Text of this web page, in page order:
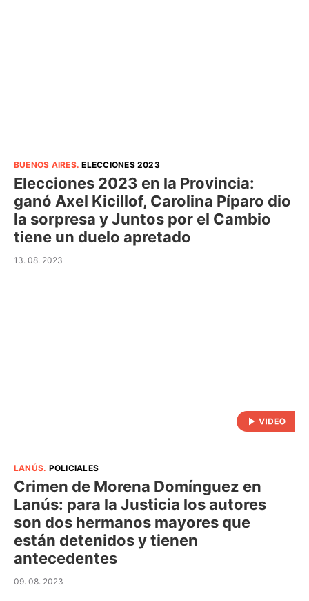
BUENOS AIRES.ELECCIONES 2023
Elecciones 2023 en la Provincia:
ganó Axel Kicillof, Carolina Píparo dio
la sorpresa y Juntos por el Cambio
tiene un duelo apretado
13. 08. 2023
LANÚS. POLICIALES
Crimen de Morena Domínguez en
Lanús: para la Justicia los autores
son dos hermanos mayores que
están detenidos y tienen
antecedentes
09. 08. 2023